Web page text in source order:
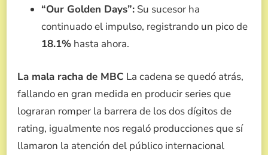
“Our Golden Days”: Su sucesor ha
continuado el impulso, registrando un pico de
18.1% hasta ahora.
La mala racha de MBC La cadena se quedó atrás,
fallando en gran medida en producir series que
lograran romper la barrera de los dos dígitos de
rating, igualmente nos regaló producciones que sí
llamaron la atención del público internacional